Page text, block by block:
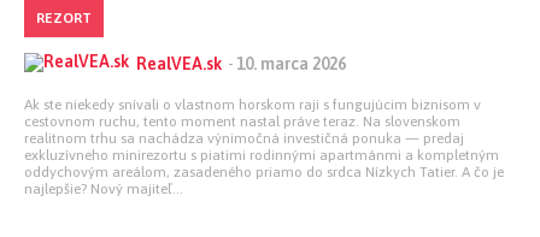
REZORT
RealVEA.sk - 10. marca 2026
Ak ste niekedy snívali o vlastnom horskom raji s fungujúcim biznisom v
cestovnom ruchu, tento moment nastal práve teraz. Na slovenskom
realitnom trhu sa nachádza výnimočná investičná ponuka — predaj
exkluzívneho minirezortu s piatimi rodinnými apartmánmi a kompletným
oddychovým areálom, zasadeného priamo do srdca Nízkych Tatier. A čo je
najlepšie? Nový majiteľ...